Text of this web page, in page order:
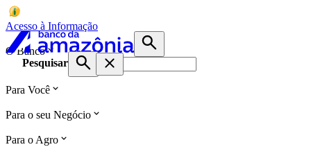
Acesso à Informação
O Banco
Pesquisar
Para Você
Para o seu Negócio
Para o Agro